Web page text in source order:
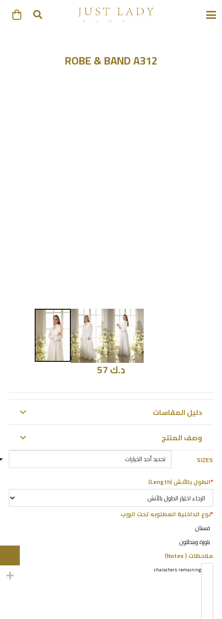
ROBE & BAND A312
د.ك
دليل المقاسات
وصف المنتج
SIZES
*الطول بالأنش (Length)
*نوع الداخلية المطلوبه تحت الروب
فستان
بلوزة وبنطلون
ملاحظات ( Notes)
characters remaining